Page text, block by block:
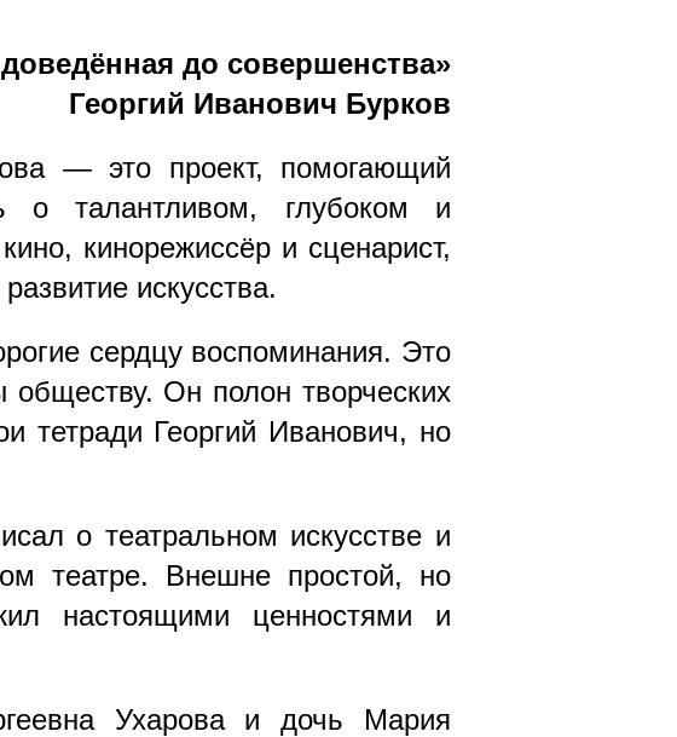
до совершенства»
Георгий Иванович Бурков
— это проект, помогающий
о талантливом, глубоком и
кинорежиссёр и сценарист,
искусства.
сердцу воспоминания. Это
обществу. Он полон творческих
тетради Георгий Иванович, но
о театральном искусстве и
театре. Внешне простой, но
настоящими ценностями и
Ухарова и дочь Мария